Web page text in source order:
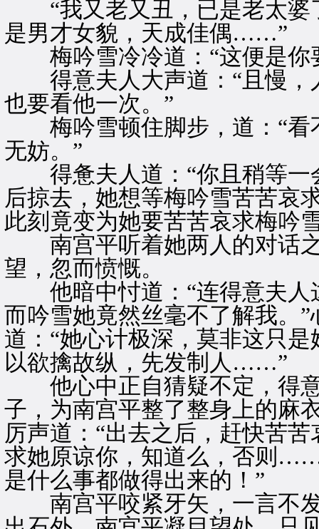
“我又老又丑，已是老太婆
是男才女貌，天成佳偶……”
梅吟雪冷冷道：“这便是你
得意夫人大声道：“且慢，
也要看他一次。”
梅吟雪顿住脚步，道：“看
无妨。”
得惫夫人道：“你且稍等一
后掠去，她想等梅吟雪苦苦哀
此刻竟变为她要苦苦哀求梅吟
南宫平听着她两人的对话之
望，忽而愤慨。
他暗中忖道：“连得意夫人
而吟雪她竟然丝毫不了解我。
道：“她心计极深，莫非这只
以欲擒故纵，先发制人……”
他心中正自猜疑不定，得意
子，为南宫平整了整身上的麻
厉声道：“出去之后，赶快苦
求她原谅你，知道么，否则
是什么事都做得出来的！”
南宫平咬紧牙矢，一言不发